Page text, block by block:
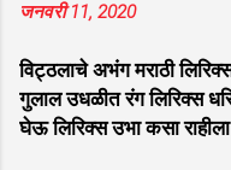
नाथ जी
कैलाश तेरा
विराजे
जनवरी 11, 2020
विट्ठलाचे अभंग मराठी
गुलाल उधळीत रंग लिरिक्स
घेऊ लिरिक्स उभा कसा